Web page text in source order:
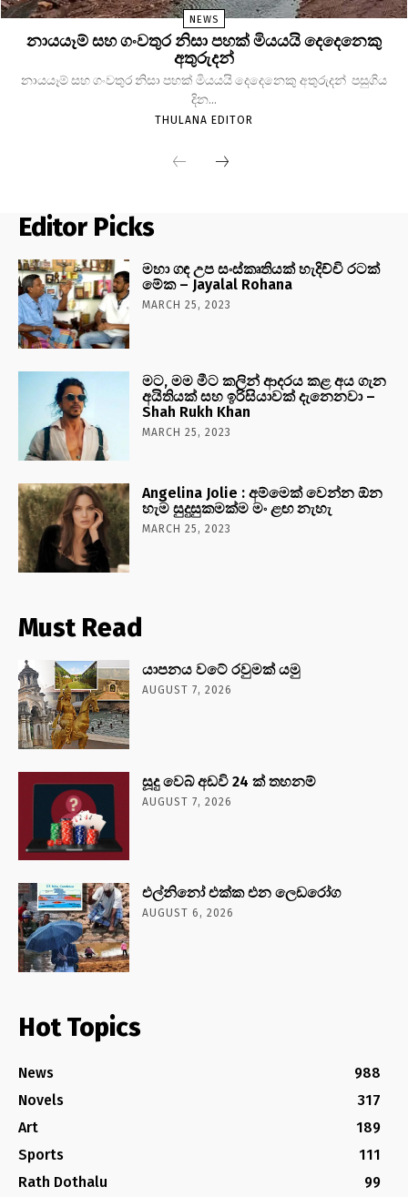
NEWS
නායයෑම් සහ ගංවතුර නිසා පහක් මියයයි දෙදෙනෙකු
අතුරුදන්
නායයෑම් සහ ගංවතුර නිසා පහක් මියයයි දෙදෙනෙකු අතුරුදන් පසුගිය
දින...
THULANA EDITOR
Editor Picks
මහා ගඳ උප සංස්කෘතියක් හැදිච්චි රටක්
මේක – Jayalal Rohana
MARCH 25, 2023
මට, මම මීට කලින් ආදරය කළ අය ගැන
අයිතියක් සහ ඉරිසියාවක් දැනෙනවා –
Shah Rukh Khan
MARCH 25, 2023
Angelina Jolie : අම්මෙක් වෙන්න ඕන
හැම සුදුසුකමක්ම මං ළඟ නැහැ
MARCH 25, 2023
Must Read
යාපනය වටේ රවුමක් යමු
AUGUST 7, 2026
සූදු වෙබ් අඩවි 24 ක් තහනම්
AUGUST 7, 2026
එල්නිනෝ එක්ක එන ලෙඩරෝග
AUGUST 6, 2026
Hot Topics
News
988
Novels
317
Art
189
Sports
111
Rath Dothalu
99